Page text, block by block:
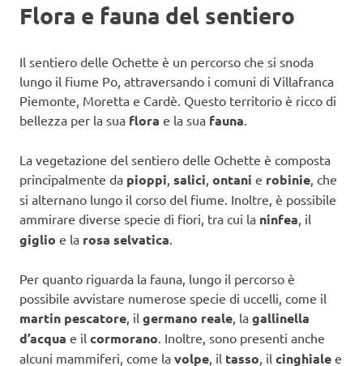
Flora e fauna del sentiero
Il sentiero delle Ochette è un percorso che si snoda
lungo il fiume Po, attraversando i comuni di Villafranca
Piemonte, Moretta e Cardè. Questo territorio è ricco di
bellezza per la sua flora e la sua fauna.
La vegetazione del sentiero delle Ochette è composta
principalmente da pioppi, salici, ontani e robinie, che
si alternano lungo il corso del fiume. Inoltre, è possibile
ammirare diverse specie di fiori, tra cui la ninfea, il
giglio e la rosa selvatica.
Per quanto riguarda la fauna, lungo il percorso è
possibile avvistare numerose specie di uccelli, come il
martin pescatore, il germano reale, la gallinella
d’acqua e il cormorano. Inoltre, sono presenti anche
alcuni mammiferi, come la volpe, il tasso, il cinghiale e